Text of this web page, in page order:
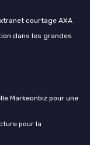
courtage AXA
dans les grandes
Markeonbiz pour une
pour la